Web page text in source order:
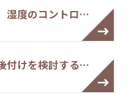
度のコントロ…
付けを検討する…